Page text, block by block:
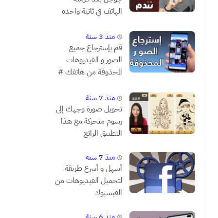
الهاتف في ثانية واحدة
تندممنذ 3 سنة
قم بإسترجاع جميع
الصور و الفيديوهات
المحذوفة من هاتفك #
منذ 7 سنة
تحويل صورة وجهك إلى
رسوم متحركة مع هذا
التطبيق الرائع
منذ 7 سنة
أسهل و أسرع طريقة
لتحميل الفيديوهات من
الفيسبوك